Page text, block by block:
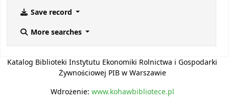
Save record
More searches
Katalog Biblioteki Instytutu Ekonomiki Rolnictwa i Gospodarki
Żywnościowej PIB w Warszawie
Wdrożenie: www.kohawbibliotece.pl